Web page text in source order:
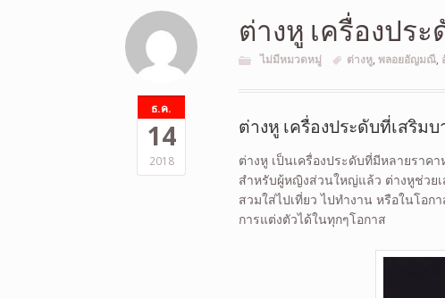
ธ.ค.
14
2018
ต่างหู เครื่องปร
ไม่มีหมวดหมู่ ต่างหู,พลอยอัญมณี,
ต่างหู เครื่องประดับที่เสริมบ
ต่างหู เป็นเครื่องประดับที่มีหลายราค
สำหรับผู้หญิงส่วนใหญ่แล้ว ต่างหูช่วยเ
สวมใส่ไปเที่ยว ไปทำงาน หรือในโอก
การแต่งตัวได้ในทุกๆโอกาส